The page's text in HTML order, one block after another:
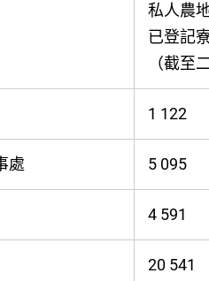
私人農
已登記
（截至
1 122
處 5 095
4 591
20 541